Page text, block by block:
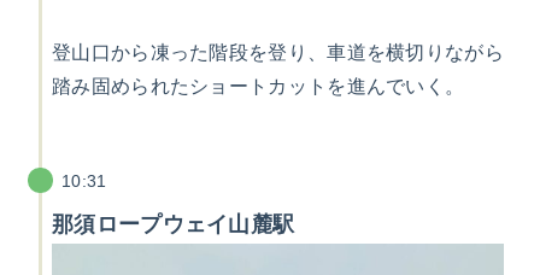
登山口から凍った階段を登り、車道を横切りながら
踏み固められたショートカットを進んでいく。
10:31
那須ロープウェイ山麓駅